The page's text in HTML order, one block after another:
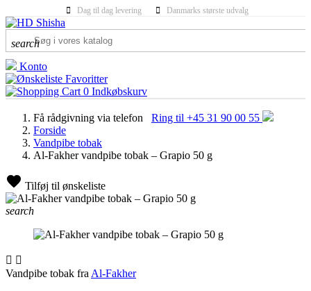
Dag til dag levering Danmarks største udvalg
search
Konto
Favoritter
0 Indkøbskurv
Få rådgivning via telefon
Ring til +45 31 90 00 55
Forside
Vandpibe tobak
Al-Fakher vandpibe tobak – Grapio 50 g
Tilføj til ønskeliste
search
 
Vandpibe tobak fra Al-Fakher